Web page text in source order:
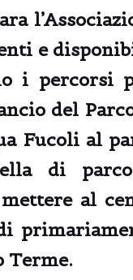
e
i percorsi
del
Fucoli al
di
al
Terme.